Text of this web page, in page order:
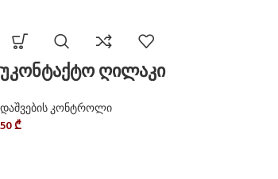
უკონტაქტო ღილაკი
დაშვების კონტროლი
50₾